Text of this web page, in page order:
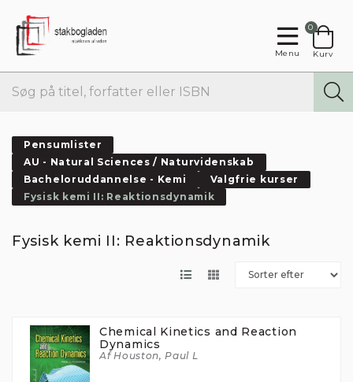
Menu
0
Kurv
Pensumlister
AU - Natural Sciences / Naturvidenskab
Bacheloruddannelse - Kemi
Valgfrie kurser
Fysisk kemi II: Reaktionsdynamik
Fysisk kemi II: Reaktionsdynamik
Chemical Kinetics and Reaction
Dynamics
Af Houston, Paul L